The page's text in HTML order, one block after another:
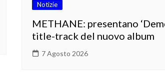
Notizie
METHANE: presentano
title-track del nuovo album
7 Agosto 2026